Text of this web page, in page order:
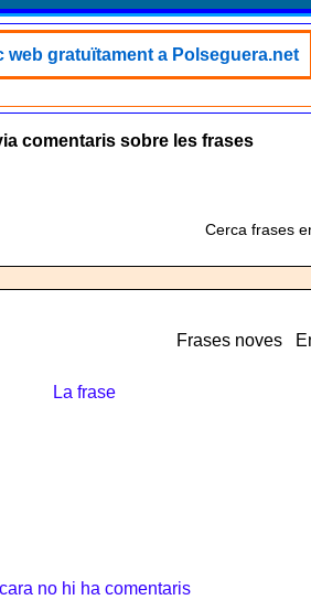
web gratuïtament a Polseguera.net
comentaris sobre les frases
Cerca frases
Frases noves
La frase
no hi ha comentaris